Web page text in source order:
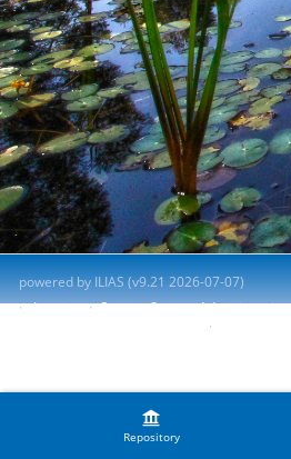
Repository
powered by ILIAS (v9.21 2026-07-07)
Imprint
Contact System Administration